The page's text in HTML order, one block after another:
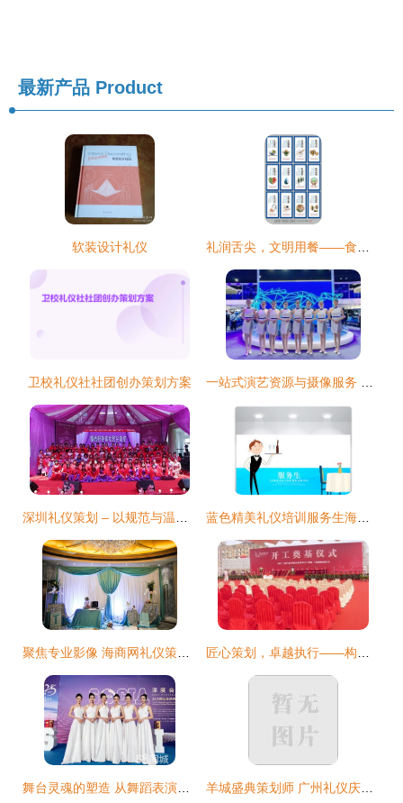
最新产品 Product
软装设计礼仪
卫校礼仪社社团创办策划方案